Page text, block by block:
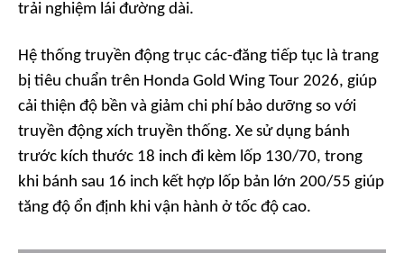
trải nghiệm lái đường dài.
Hệ thống truyền động trục các-đăng tiếp tục là trang
bị tiêu chuẩn trên Honda Gold Wing Tour 2026, giúp
cải thiện độ bền và giảm chi phí bảo dưỡng so với
truyền động xích truyền thống. Xe sử dụng bánh
trước kích thước 18 inch đi kèm lốp 130/70, trong
khi bánh sau 16 inch kết hợp lốp bản lớn 200/55 giúp
tăng độ ổn định khi vận hành ở tốc độ cao.